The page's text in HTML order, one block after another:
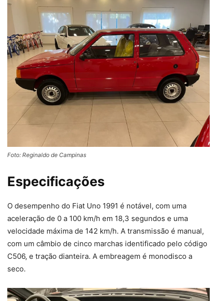
Foto: Reginaldo de Campinas
Especificações
O desempenho do Fiat Uno 1991 é notável, com uma
aceleração de 0 a 100 km/h em 18,3 segundos e uma
velocidade máxima de 142 km/h. A transmissão é manual,
com um câmbio de cinco marchas identificado pelo código
C506, e tração dianteira. A embreagem é monodisco a
seco.